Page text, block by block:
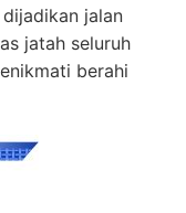
jalan
jatah seluruh
berahi